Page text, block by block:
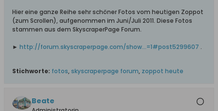
Hier eine ganze Reihe sehr schöner Fotos vom heutigen Zoppot
(zum Scrollen), aufgenommen im Juni/Juli 2011. Diese Fotos
stammen aus dem SkyscraperPage Forum.
► http://forum.skyscraperpage.com/show...=1#post5299607 .
Stichworte: fotos, skyscraperpage forum, zoppot heute
Beate